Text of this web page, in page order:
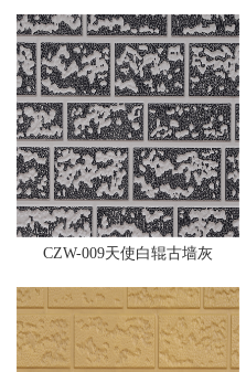
CZW-009天使白辊古墙灰